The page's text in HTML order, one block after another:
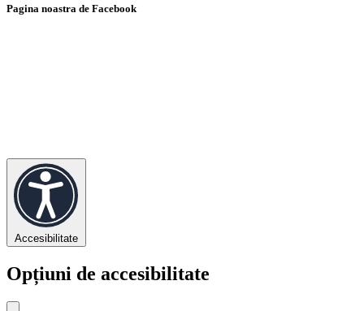
Pagina noastra de Facebook
Accesibilitate
Opțiuni de accesibilitate